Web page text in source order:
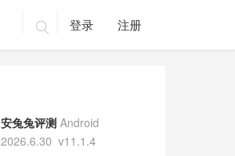
 登录 注册
安兔兔评测 Android
2026.6.30 v11.1.4